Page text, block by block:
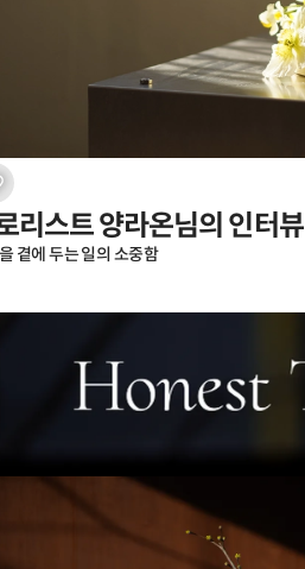
리스트 양라온님의 인터뷰
곁에 두는 일의 소중함